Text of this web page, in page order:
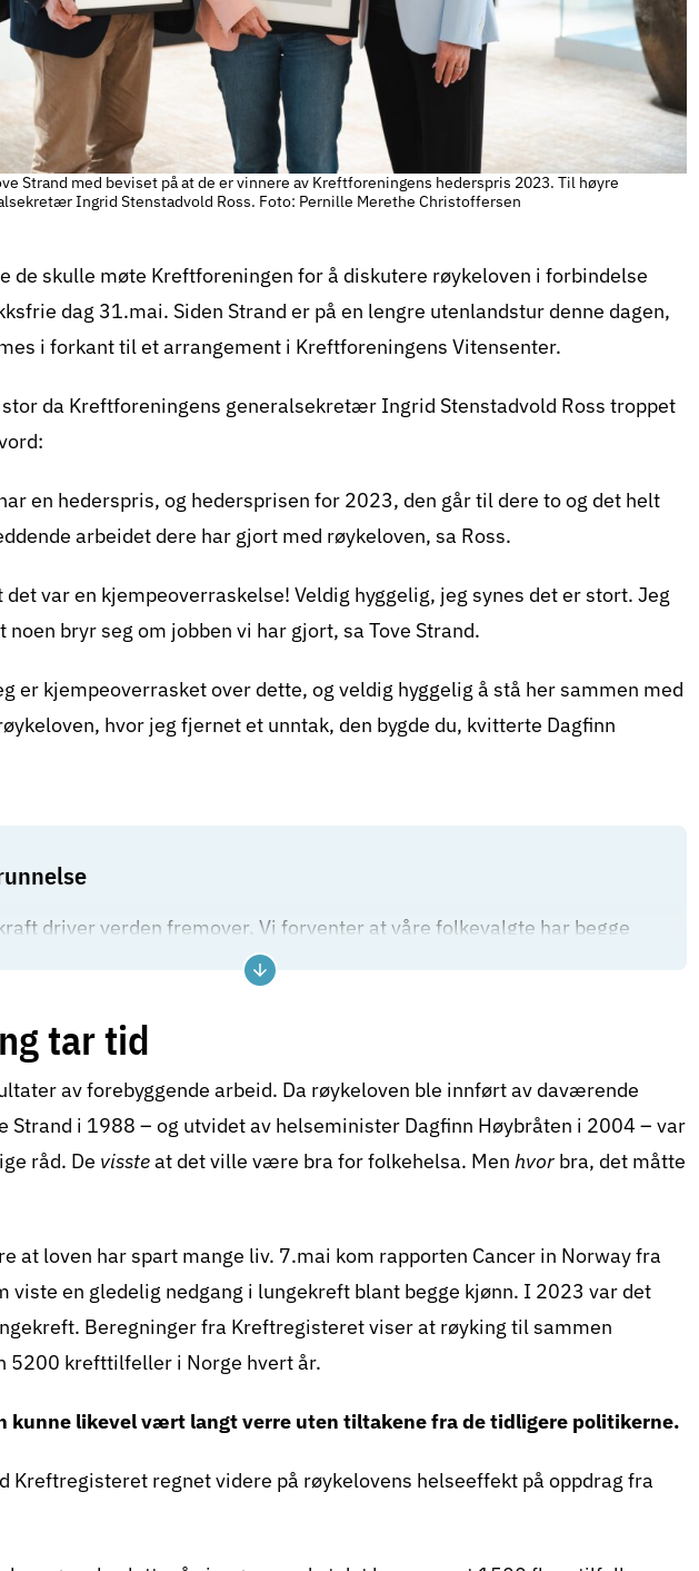
Strand med beviset på at de er vinnere av Kreftforeningens hederspris 2023. Til høyre
Ingrid Stenstadvold Ross. Foto: Pernille Merethe Christoffersen
de skulle møte Kreftforeningen for å diskutere røykeloven i forbindelse
dag 31.mai. Siden Strand er på en lengre utenlandstur denne dagen,
i forkant til et arrangement i Kreftforeningens Vitensenter.
da Kreftforeningens generalsekretær Ingrid Stenstadvold Ross troppet
en hederspris, og hedersprisen for 2023, den går til dere to og det helt
arbeidet dere har gjort med røykeloven, sa Ross.
det var en kjempeoverraskelse! Veldig hyggelig, jeg synes det er stort. Jeg
bryr seg om jobben vi har gjort, sa Tove Strand.
er kjempeoverrasket over dette, og veldig hyggelig å stå her sammen med
hvor jeg fjernet et unntak, den bygde du, kvitterte Dagfinn
driver verden fremover. Vi forventer at våre folkevalgte har begge
ganger krever det ekstra mye. Vi vil hedre to tidligere politikere som
har de tatt ansvar for å innføre og utvide en lov som ble beskyldt for å
deres selvbestemmelsesrett. Men de holdt på sitt, fordi de var
denne loven ville ha enorm effekt på folkehelsa.
for en «frihetslov». Hun mente at alle har rett til røykfrie
på arbeidsplasser og transportmidler. Dette synet ble hun kraftig
mottok drapstrusler da han som helseminister sørget for at
skulle gjelde på barer og andre serveringssteder. I år er det 20 år
uten røyklukt på jakka og passiv røyk i lungene.
Dagfinn Høybråten har banet vei for at politikere som kommer etter
iverksette offensive tobakksforebyggende tiltak. Vi håper de vil
tar tid
av forebyggende arbeid. Da røykeloven ble innført av daværende
Strand i 1988 – og utvidet av helseminister Dagfinn Høybråten i 2004 – var
råd. De vissteat det ville være bra for folkehelsa. Men hvor bra, det måtte
at loven har spart mange liv. 7.mai kom rapporten Cancer in Norway fra
viste en gledelig nedgang i lungekreft blant begge kjønn. I 2023 var det
Beregninger fra Kreftregisteret viser at røyking til sammen
5200 krefttilfeller i Norge hvert år.
kunne likevel vært langt verre uten tiltakene fra de tidligere politikerne.
Kreftregisteret regnet videre på røykelovens helseeffekt på oppdrag fra